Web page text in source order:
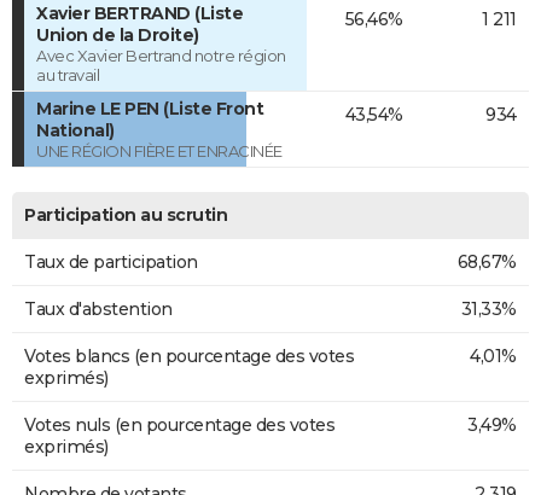
Xavier BERTRAND (Liste
Union de la Droite)
Avec Xavier Bertrand notre région
au travail
56,46% 1 211
Marine LE PEN (Liste Front
National)
UNE RÉGION FIÈRE ET ENRACINÉE
43,54% 934
Participation au scrutin
Taux de participation 68,67%
Taux d'abstention 31,33%
Votes blancs (en pourcentage des votes
exprimés)
4,01%
Votes nuls (en pourcentage des votes
exprimés)
3,49%